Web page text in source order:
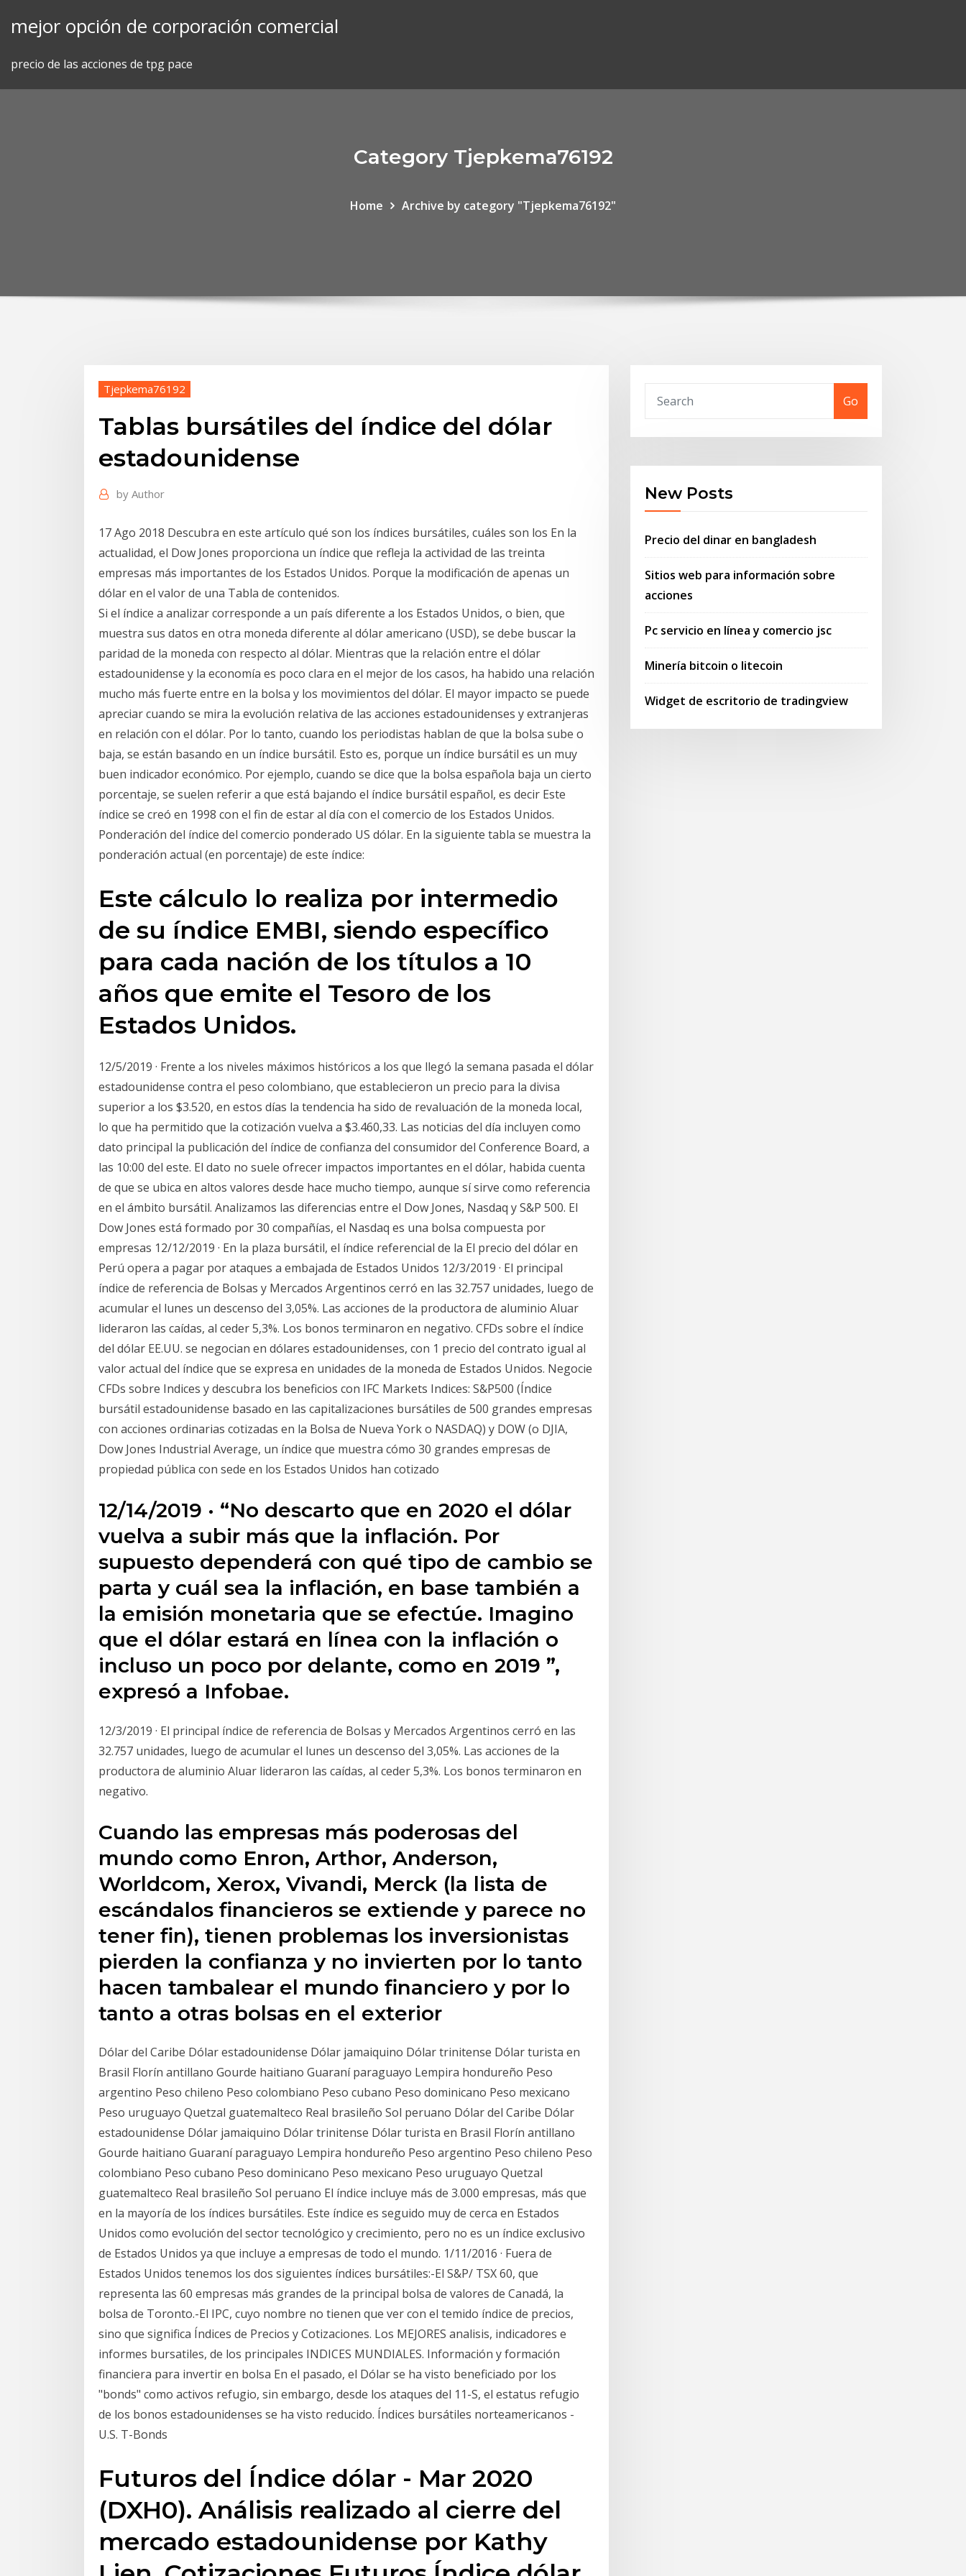
mejor opción de corporación comercial
precio de las acciones de tpg pace
Category Tjepkema76192
Home Archive by category "Tjepkema76192"
Tjepkema76192
Tablas bursátiles del índice del dólar
estadounidense
by Author
17 Ago 2018 Descubra en este artículo qué son los índices bursátiles, cuáles son los En la
actualidad, el Dow Jones proporciona un índice que refleja la actividad de las treinta
empresas más importantes de los Estados Unidos. Porque la modificación de apenas un
dólar en el valor de una Tabla de contenidos.
Si el índice a analizar corresponde a un país diferente a los Estados Unidos, o bien, que
muestra sus datos en otra moneda diferente al dólar americano (USD), se debe buscar la
paridad de la moneda con respecto al dólar. Mientras que la relación entre el dólar
estadounidense y la economía es poco clara en el mejor de los casos, ha habido una relación
mucho más fuerte entre en la bolsa y los movimientos del dólar. El mayor impacto se puede
apreciar cuando se mira la evolución relativa de las acciones estadounidenses y extranjeras
en relación con el dólar. Por lo tanto, cuando los periodistas hablan de que la bolsa sube o
baja, se están basando en un índice bursátil. Esto es, porque un índice bursátil es un muy
buen indicador económico. Por ejemplo, cuando se dice que la bolsa española baja un cierto
porcentaje, se suelen referir a que está bajando el índice bursátil español, es decir Este
índice se creó en 1998 con el fin de estar al día con el comercio de los Estados Unidos.
Ponderación del índice del comercio ponderado US dólar. En la siguiente tabla se muestra la
ponderación actual (en porcentaje) de este índice:
Este cálculo lo realiza por intermedio
de su índice EMBI, siendo específico
para cada nación de los títulos a 10
años que emite el Tesoro de los
Estados Unidos.
12/5/2019 · Frente a los niveles máximos históricos a los que llegó la semana pasada el dólar
estadounidense contra el peso colombiano, que establecieron un precio para la divisa
superior a los $3.520, en estos días la tendencia ha sido de revaluación de la moneda local,
lo que ha permitido que la cotización vuelva a $3.460,33. Las noticias del día incluyen como
dato principal la publicación del índice de confianza del consumidor del Conference Board, a
las 10:00 del este. El dato no suele ofrecer impactos importantes en el dólar, habida cuenta
de que se ubica en altos valores desde hace mucho tiempo, aunque sí sirve como referencia
en el ámbito bursátil. Analizamos las diferencias entre el Dow Jones, Nasdaq y S&P 500. El
Dow Jones está formado por 30 compañías, el Nasdaq es una bolsa compuesta por
empresas 12/12/2019 · En la plaza bursátil, el índice referencial de la El precio del dólar en
Perú opera a pagar por ataques a embajada de Estados Unidos 12/3/2019 · El principal
índice de referencia de Bolsas y Mercados Argentinos cerró en las 32.757 unidades, luego de
acumular el lunes un descenso del 3,05%. Las acciones de la productora de aluminio Aluar
lideraron las caídas, al ceder 5,3%. Los bonos terminaron en negativo. CFDs sobre el índice
del dólar EE.UU. se negocian en dólares estadounidenses, con 1 precio del contrato igual al
valor actual del índice que se expresa en unidades de la moneda de Estados Unidos. Negocie
CFDs sobre Indices y descubra los beneficios con IFC Markets Indices: S&P500 (Índice
bursátil estadounidense basado en las capitalizaciones bursátiles de 500 grandes empresas
con acciones ordinarias cotizadas en la Bolsa de Nueva York o NASDAQ) y DOW (o DJIA,
Dow Jones Industrial Average, un índice que muestra cómo 30 grandes empresas de
propiedad pública con sede en los Estados Unidos han cotizado
12/14/2019 · “No descarto que en 2020 el dólar
vuelva a subir más que la inflación. Por
supuesto dependerá con qué tipo de cambio se
parta y cuál sea la inflación, en base también a
la emisión monetaria que se efectúe. Imagino
que el dólar estará en línea con la inflación o
incluso un poco por delante, como en 2019 ”,
expresó a Infobae.
12/3/2019 · El principal índice de referencia de Bolsas y Mercados Argentinos cerró en las
32.757 unidades, luego de acumular el lunes un descenso del 3,05%. Las acciones de la
productora de aluminio Aluar lideraron las caídas, al ceder 5,3%. Los bonos terminaron en
negativo.
Cuando las empresas más poderosas del
mundo como Enron, Arthor, Anderson,
Worldcom, Xerox, Vivandi, Merck (la lista de
escándalos financieros se extiende y parece no
tener fin), tienen problemas los inversionistas
pierden la confianza y no invierten por lo tanto
hacen tambalear el mundo financiero y por lo
tanto a otras bolsas en el exterior
Dólar del Caribe Dólar estadounidense Dólar jamaiquino Dólar trinitense Dólar turista en
Brasil Florín antillano Gourde haitiano Guaraní paraguayo Lempira hondureño Peso
argentino Peso chileno Peso colombiano Peso cubano Peso dominicano Peso mexicano
Peso uruguayo Quetzal guatemalteco Real brasileño Sol peruano Dólar del Caribe Dólar
estadounidense Dólar jamaiquino Dólar trinitense Dólar turista en Brasil Florín antillano
Gourde haitiano Guaraní paraguayo Lempira hondureño Peso argentino Peso chileno Peso
colombiano Peso cubano Peso dominicano Peso mexicano Peso uruguayo Quetzal
guatemalteco Real brasileño Sol peruano El índice incluye más de 3.000 empresas, más que
en la mayoría de los índices bursátiles. Este índice es seguido muy de cerca en Estados
Unidos como evolución del sector tecnológico y crecimiento, pero no es un índice exclusivo
de Estados Unidos ya que incluye a empresas de todo el mundo. 1/11/2016 · Fuera de
Estados Unidos tenemos los dos siguientes índices bursátiles:-El S&P/ TSX 60, que
representa las 60 empresas más grandes de la principal bolsa de valores de Canadá, la
bolsa de Toronto.-El IPC, cuyo nombre no tienen que ver con el temido índice de precios,
sino que significa Índices de Precios y Cotizaciones. Los MEJORES analisis, indicadores e
informes bursatiles, de los principales INDICES MUNDIALES. Información y formación
financiera para invertir en bolsa En el pasado, el Dólar se ha visto beneficiado por los
"bonds" como activos refugio, sin embargo, desde los ataques del 11-S, el estatus refugio
de los bonos estadounidenses se ha visto reducido. Índices bursátiles norteamericanos -
U.S. T-Bonds
Futuros del Índice dólar - Mar 2020
(DXH0). Análisis realizado al cierre del
mercado estadounidense por Kathy
Go
New Posts
Precio del dinar en bangladesh
Sitios web para información sobre
acciones
Pc servicio en línea y comercio jsc
Minería bitcoin o litecoin
Widget de escritorio de tradingview